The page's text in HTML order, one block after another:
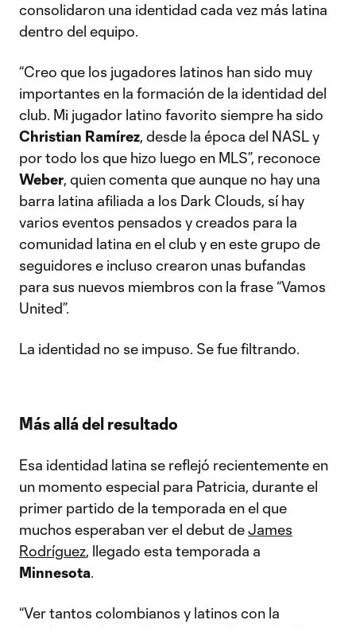
consolidaron una identidad cada vez más latina
dentro del equipo.
“Creo que los jugadores latinos han sido muy
importantes en la formación de la identidad del
club. Mi jugador latino favorito siempre ha sido
Christian Ramírez, desde la época del NASL y
por todo los que hizo luego en MLS”, reconoce
Weber, quien comenta que aunque no hay una
barra latina afiliada a los Dark Clouds, sí hay
varios eventos pensados y creados para la
comunidad latina en el club y en este grupo de
seguidores e incluso crearon unas bufandas
para sus nuevos miembros con la frase “Vamos
United”.
La identidad no se impuso. Se fue filtrando.
Más allá del resultado
Esa identidad latina se reflejó recientemente en
un momento especial para Patricia, durante el
primer partido de la temporada en el que
muchos esperaban ver el debut deJames
Rodríguez, llegado esta temporada a
Minnesota.
“Ver tantos colombianos y latinos con la